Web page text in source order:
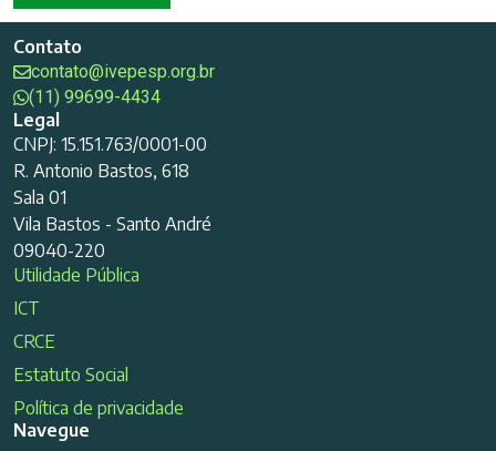
Contato
contato@ivepesp.org.br
(11) 99699-4434
Legal
CNPJ: 15.151.763/0001-00
R. Antonio Bastos, 618
Sala 01
Vila Bastos - Santo André
09040-220
Utilidade Pública
ICT
CRCE
Estatuto Social
Política de privacidade
Navegue